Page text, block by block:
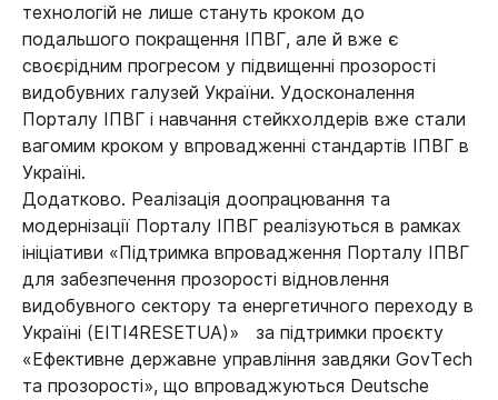
технологій не лише стануть кроком до
подальшого покращення ІПВГ, але й вже є
своєрідним прогресом у підвищенні прозорості
видобувних галузей України. Удосконалення
Порталу ІПВГ і навчання стейкхолдерів вже стали
вагомим кроком у впровадженні стандартів ІПВГ в
Україні.
Додатково. Реалізація доопрацювання та
модернізації Порталу ІПВГ реалізуються в рамках
ініціативи «Підтримка впровадження Порталу ІПВГ
для забезпечення прозорості відновлення
видобувного сектору та енергетичного переходу в
Україні (EITI4RESETUA)» за підтримки проєкту
«Ефективне державне управління завдяки GovTech
та прозорості», що впроваджуються Deutsche